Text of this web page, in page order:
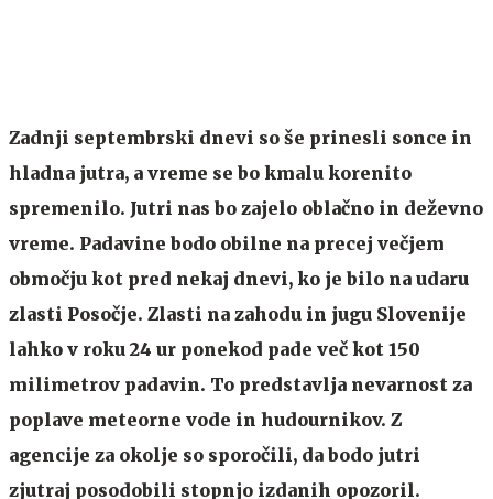
Zadnji septembrski dnevi so še prinesli sonce in
hladna jutra, a vreme se bo kmalu korenito
spremenilo. Jutri nas bo zajelo oblačno in deževno
vreme. Padavine bodo obilne na precej večjem
območju kot pred nekaj dnevi, ko je bilo na udaru
zlasti Posočje. Zlasti na zahodu in jugu Slovenije
lahko v roku 24 ur ponekod pade več kot 150
milimetrov padavin. To predstavlja nevarnost za
poplave meteorne vode in hudournikov. Z
agencije za okolje so sporočili, da bodo jutri
zjutraj posodobili stopnjo izdanih opozoril.